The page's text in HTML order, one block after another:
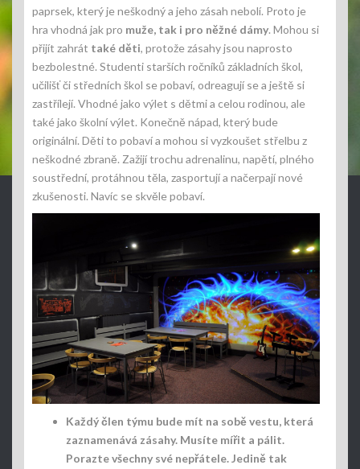
paprsek, který je neškodný a jeho zásah nebolí. Proto je
hra vhodná jak pro muže, tak i pro něžné dámy. Mohou si
přijít zahrát také děti, protože zásahy jsou naprosto
bezbolestné. Studenti starších ročníků základních škol,
učilišť či středních škol se pobaví, odreagují se a ještě si
zastřílejí. Vhodné jako výlet s dětmi a celou rodinou, ale
také jako školní výlet. Konečně nápad, který bude
originální. Děti to pobaví a mohou si vyzkoušet střelbu z
neškodné zbraně. Zažijí trochu adrenalinu, napětí, plného
soustřední, protáhnou těla, zasportují a načerpají nové
zkušenosti. Navíc se skvěle pobaví.
Každý člen týmu bude mít na sobě vestu, která
zaznamenává zásahy. Musíte mířit a pálit.
Porazte všechny své nepřátele. Jedině tak